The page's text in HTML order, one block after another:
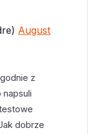
August
z
dobrze